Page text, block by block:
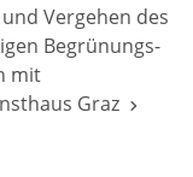
Vergehen des
Begrünungs-
mit
Graz